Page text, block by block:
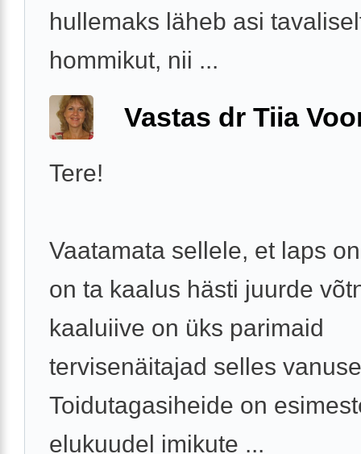
hullemaks läheb asi
hommikut, nii ...
Vastas dr Tiia
Tere!
Vaatamata sellele, et laps
on ta kaalus hästi juurde
kaaluiive on üks parimaid
tervisenäitajad selles
Toidutagasiheide on
elukuudel imikute ...